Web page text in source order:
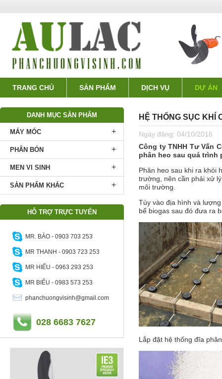
TRANG CHỦ SẢN PHẨM DỊCH VỤ DỰ ÁN
HỆ THỐNG SỤC KHÍ
Ngày đăng: 04/10/2016
Công ty TNHH Tư Vấn
phân heo sau quá trình
Phân heo sau khi ra khỏi
trường, nên cần phải xử
môi trường.
Tùy vào địa hình và
bể biogas sau đó đưa ra
Lắp đặt hệ thống đĩa
DANH MỤC SẢN PHẨM
MÁY MÓC +
PHÂN BÓN +
MEN VI SINH +
SẢN PHẨM KHÁC +
HỖ TRỢ TRỰC TUYẾN
MR. BẢO - 0903 703 253
MR THANH - 0903 723 253
MR HIẾU - 0963 293 253
MR BIỂU - 0983 573 253
phanchuongvisinh@gmail.com
028 6683 7627